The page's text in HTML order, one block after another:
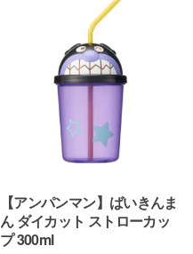
【アンパンマン】ばいきんま
ん ダイカット ストローカッ
プ 300ml